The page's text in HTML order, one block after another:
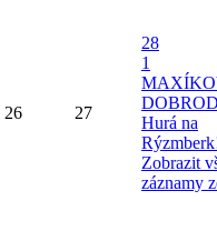
26 27
28
1
Hurá na
Zobrazit
záznamy